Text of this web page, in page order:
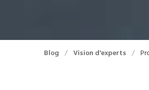
Blog / Vision d'experts /